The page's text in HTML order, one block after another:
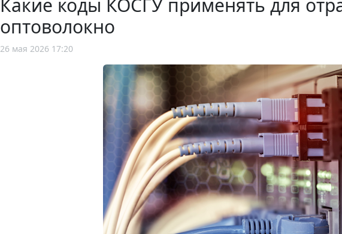
оптоволокно
26 мая 2026 17:20